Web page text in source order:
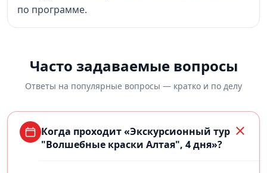
по программе.
Часто задаваемые вопросы
Ответы на популярные вопросы — кратко и по делу
Когда проходит «Экскурсионный тур
"Волшебные краски Алтая", 4 дня»?